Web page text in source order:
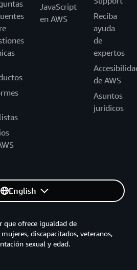
JavaScript
en AWS
Reciba
ayuda
de
expertos
de AWS
Asuntos
jurídicos
English
que ofrece igualdad de
discapacitados, veteranos,
sexual y edad.